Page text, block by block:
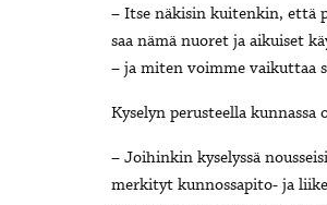
– Itse näkisin kuitenkin, että
saa nämä nuoret ja aikuiset
– ja miten voimme vaikuttaa
Kyselyn perusteella
– Joihinkin kyselyssä
merkityt kunnossapito- ja